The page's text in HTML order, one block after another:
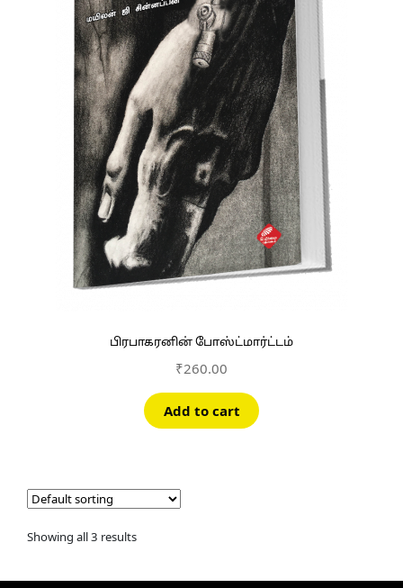
பிரபாகரனின் போஸ்ட்மார்ட்டம்
₹260.00
Add to cart
Showing all 3 results